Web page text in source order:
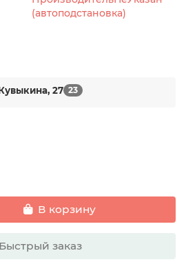
(автоподстановка)
27 23
В корзину
Быстрый заказ